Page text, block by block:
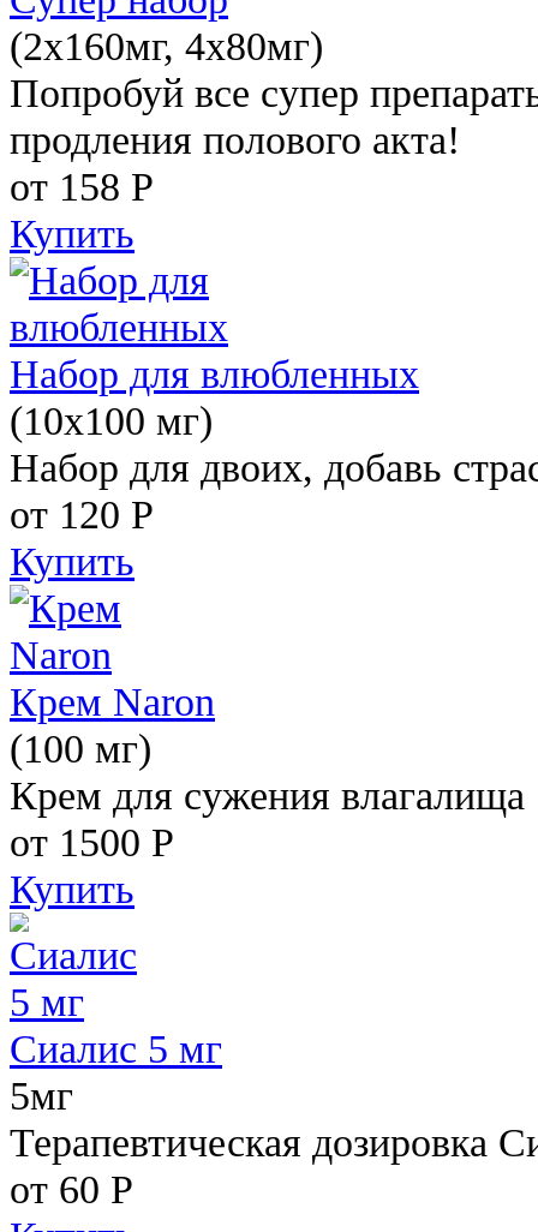
(2х160мг, 4х80мг)
Попробуй все супер
продления полового акта!
от 158 Р
Купить
Набор для влюбленных
(10х100 мг)
Набор для двоих, добавь
от 120 Р
Купить
Крем Naron
(100 мг)
Крем для сужения влагалища
от 1500 Р
Купить
Сиалис 5 мг
5мг
Терапевтическая дозировка
от 60 Р